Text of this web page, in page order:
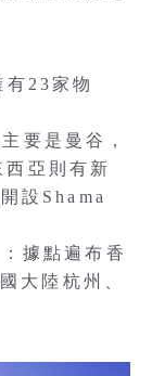
23家物
要是曼谷，
亞則有新
設Shama
據點遍布香
大陸杭州、